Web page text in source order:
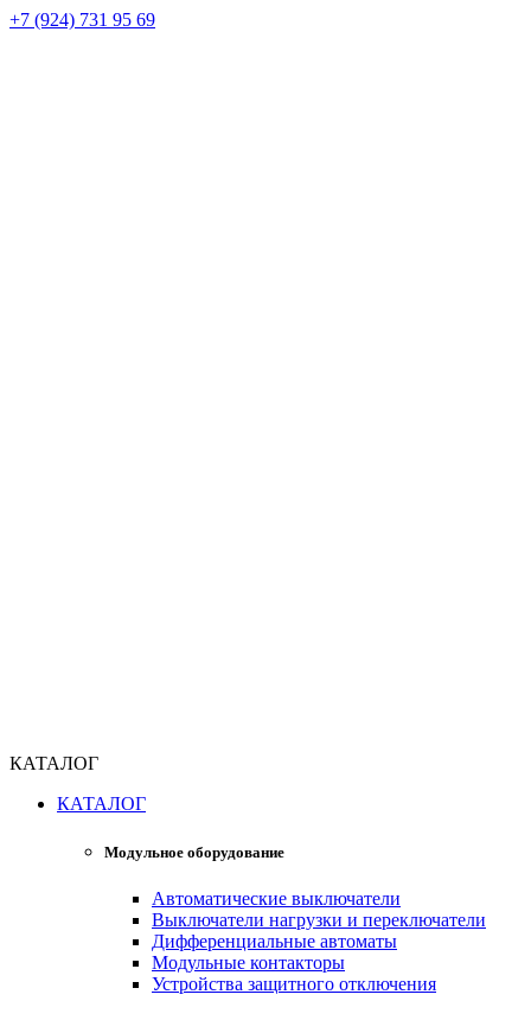
+7 (924) 731 95 69
КАТАЛОГ
КАТАЛОГ
Модульное оборудование
Автоматические выключатели
Выключатели нагрузки и переключатели
Дифференциальные автоматы
Модульные контакторы
Устройства защитного отключения